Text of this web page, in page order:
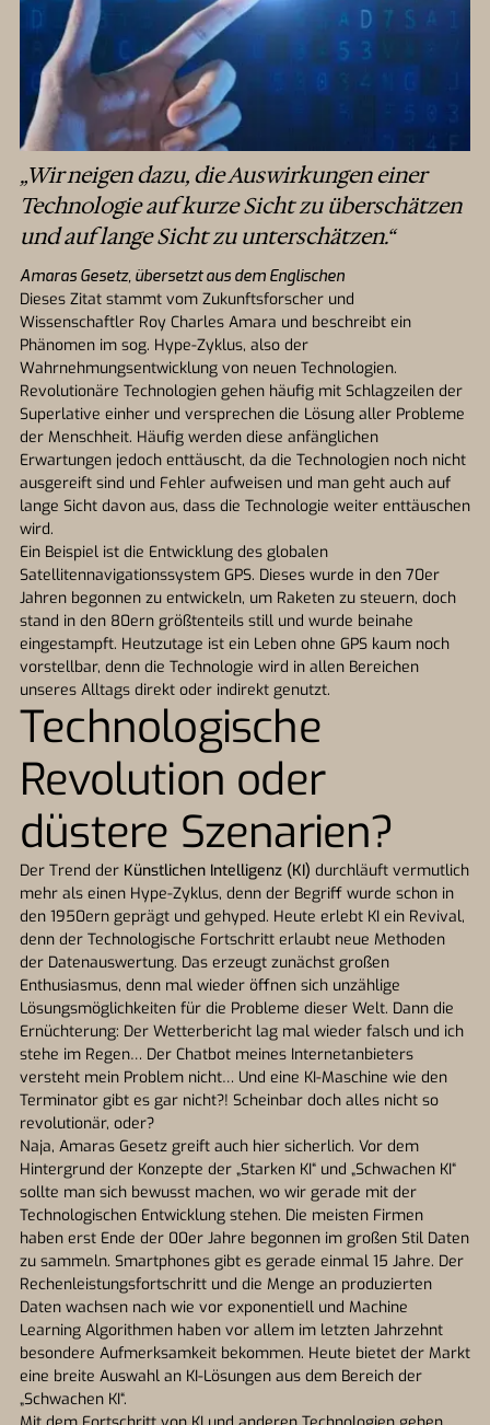
„Wir neigen dazu, die Auswirkungen einer
Technologie auf kurze Sicht zu überschätzen
und auf lange Sicht zu unterschätzen.“
Amaras Gesetz, übersetzt aus dem Englischen
Dieses Zitat stammt vom Zukunftsforscher und
Wissenschaftler Roy Charles Amara und beschreibt ein
Phänomen im sog. Hype-Zyklus, also der
Wahrnehmungsentwicklung von neuen Technologien.
Revolutionäre Technologien gehen häufig mit Schlagzeilen der
Superlative einher und versprechen die Lösung aller Probleme
der Menschheit. Häufig werden diese anfänglichen
Erwartungen jedoch enttäuscht, da die Technologien noch nicht
ausgereift sind und Fehler aufweisen und man geht auch auf
lange Sicht davon aus, dass die Technologie weiter enttäuschen
wird.
Ein Beispiel ist die Entwicklung des globalen
Satellitennavigationssystem GPS. Dieses wurde in den 70er
Jahren begonnen zu entwickeln, um Raketen zu steuern, doch
stand in den 80ern größtenteils still und wurde beinahe
eingestampft. Heutzutage ist ein Leben ohne GPS kaum noch
vorstellbar, denn die Technologie wird in allen Bereichen
unseres Alltags direkt oder indirekt genutzt.
Technologische
Revolution oder
düstere Szenarien?
Der Trend der Künstlichen Intelligenz (KI) durchläuft vermutlich
mehr als einen Hype-Zyklus, denn der Begriff wurde schon in
den 1950ern geprägt und gehyped. Heute erlebt KI ein Revival,
denn der Technologische Fortschritt erlaubt neue Methoden
der Datenauswertung. Das erzeugt zunächst großen
Enthusiasmus, denn mal wieder öffnen sich unzählige
Lösungsmöglichkeiten für die Probleme dieser Welt. Dann die
Ernüchterung: Der Wetterbericht lag mal wieder falsch und ich
stehe im Regen… Der Chatbot meines Internetanbieters
versteht mein Problem nicht… Und eine KI-Maschine wie den
Terminator gibt es gar nicht?! Scheinbar doch alles nicht so
revolutionär, oder?
Naja, Amaras Gesetz greift auch hier sicherlich. Vor dem
Hintergrund der Konzepte der „Starken KI“ und „Schwachen KI“
sollte man sich bewusst machen, wo wir gerade mit der
Technologischen Entwicklung stehen. Die meisten Firmen
haben erst Ende der 00er Jahre begonnen im großen Stil Daten
zu sammeln. Smartphones gibt es gerade einmal 15 Jahre. Der
Rechenleistungsfortschritt und die Menge an produzierten
Daten wachsen nach wie vor exponentiell und Machine
Learning Algorithmen haben vor allem im letzten Jahrzehnt
besondere Aufmerksamkeit bekommen. Heute bietet der Markt
eine breite Auswahl an KI-Lösungen aus dem Bereich der
„Schwachen KI“.